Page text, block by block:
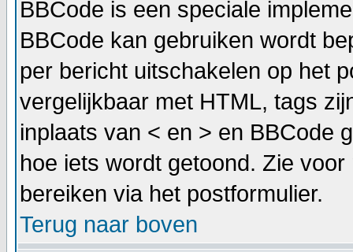
BBCode is een speciale
BBCode kan gebruiken wordt
per bericht uitschakelen op het
vergelijkbaar met HTML, tags
inplaats van < en > en BBCode
hoe iets wordt getoond. Zie
bereiken via het postformulier.
Terug naar boven